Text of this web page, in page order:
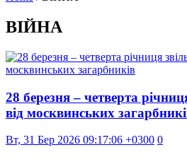
ВІЙНА
28 березня – четверта
від москвинських
Вт, 31 Бер 2026 09:17:06 +0300 0